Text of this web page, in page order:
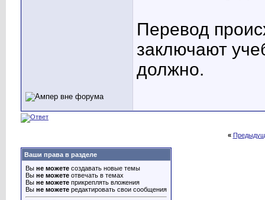
Перевод
заключают
должно.
«
Ваши права в разделе
Вы не можете создавать новые темы
Вы не можете отвечать в темах
Вы не можете прикреплять вложения
Вы не можете редактировать свои сообщения